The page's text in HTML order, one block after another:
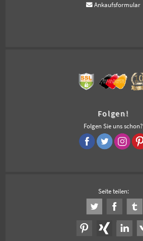
Ankaufsformular
Folgen!
Folgen Sie uns schon?
Seite teilen: